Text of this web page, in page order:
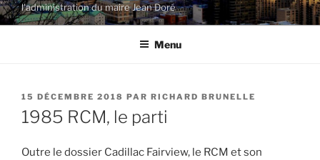
l'administration du maire Jean Doré
Menu
PUBLIÉ
LE
15 DÉCEMBRE 2018 PAR RICHARD BRUNELLE
1985 RCM, le parti
Outre le dossier Cadillac Fairview, le RCM et son